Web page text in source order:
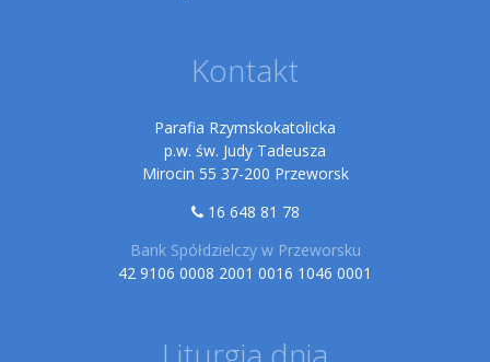
Kontakt
Parafia Rzymskokatolicka
p.w. św. Judy Tadeusza
Mirocin 55 37-200 Przeworsk
16 648 81 78
Bank Spółdzielczy w Przeworsku
42 9106 0008 2001 0016 1046 0001